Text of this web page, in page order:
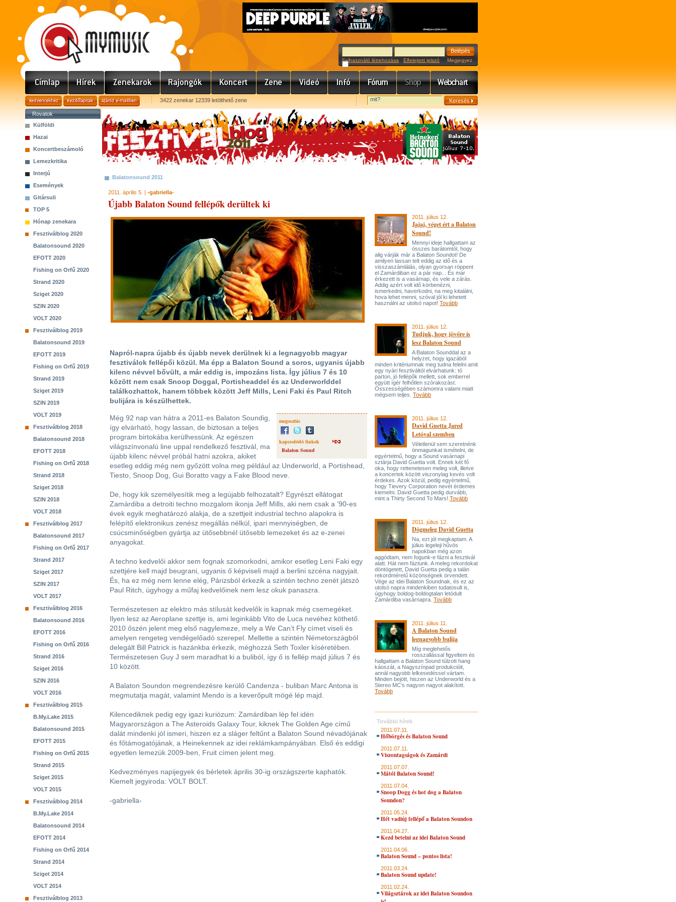
Felhasználó létrehozása Elfelejtett jelszó Megjegyez
3422 zenekar 12339 letölthető zene
Rovatok
Külföldi
Hazai
Koncertbeszámoló
Lemezkritika
Interjú
Események
Gitársuli
TOP 5
Hónap zenekara
Fesztiválblog 2020
Balatonsound 2020
EFOTT 2020
Fishing on Orfű 2020
Strand 2020
Sziget 2020
SZIN 2020
VOLT 2020
Fesztiválblog 2019
Balatonsound 2019
EFOTT 2019
Fishing on Orfű 2019
Strand 2019
Sziget 2019
SZIN 2019
VOLT 2019
Fesztiválblog 2018
Balatonsound 2018
EFOTT 2018
Fishing on Orfű 2018
Strand 2018
Sziget 2018
SZIN 2018
VOLT 2018
Fesztiválblog 2017
Balatonsound 2017
Fishing on Orfű 2017
Strand 2017
Sziget 2017
SZIN 2017
VOLT 2017
Fesztiválblog 2016
Balatonsound 2016
EFOTT 2016
Fishing on Orfű 2016
Strand 2016
Sziget 2016
SZIN 2016
VOLT 2016
Fesztiválblog 2015
B.My.Lake 2015
Balatonsound 2015
EFOTT 2015
Fishing on Orfű 2015
Strand 2015
Sziget 2015
VOLT 2015
Fesztiválblog 2014
B.My.Lake 2014
Balatonsound 2014
EFOTT 2014
Fishing on Orfű 2014
Strand 2014
Sziget 2014
VOLT 2014
Fesztiválblog 2013
Balatonsound 2011
2011. április 5. | -gabriella-
Újabb Balaton Sound fellépők derültek ki
Napról-napra újabb és újabb nevek derülnek ki a legnagyobb magyar
fesztiválok fellépői közül. Ma épp a Balaton Sound a soros, ugyanis újabb
kilenc névvel bővült, a már eddig is, impozáns lista. Így július 7 és 10
között nem csak Snoop Doggal, Portisheaddel és az Underworlddel
találkozhattok, hanem többek között Jeff Mills, Leni Faki és Paul Ritch
bulijára is készülhettek.
megosztás
kapcsolódó linkek
Balaton Sound
Még 92 nap van hátra a 2011-es Balaton Soundig,
így elvárható, hogy lassan, de biztosan a teljes
program birtokába kerülhessünk. Az egészen
világszínvonalú line uppal rendelkező fesztivál, ma
újabb kilenc névvel próbál hatni azokra, akiket
esetleg eddig még nem győzött volna meg például az Underworld, a Portishead,
Tiesto, Snoop Dog, Gui Boratto vagy a Fake Blood neve.
De, hogy kik személyesítik meg a legújabb felhozatalt? Egyrészt ellátogat
Zamárdiba a detroiti techno mozgalom ikonja Jeff Mills, aki nem csak a ’90-es
évek egyik meghatározó alakja, de a szettjeit industrial techno alapokra is
felépítő elektronikus zenész megállás nélkül, ipari mennyiségben, de
csúcsminőségben gyártja az ütősebbnél ütősebb lemezeket és az e-zenei
anyagokat.
A techno kedvelői akkor sem fognak szomorkodni, amikor esetleg Leni Faki egy
szettjére kell majd beugrani, ugyanis ő képviseli majd a berlini szcéna nagyjait.
És, ha ez még nem lenne elég, Párizsból érkezik a szintén techno zenét játszó
Paul Ritch, úgyhogy a műfaj kedvelőinek nem lesz okuk panaszra.
Természetesen az elektro más stílusát kedvelők is kapnak még csemegéket.
Ilyen lesz az Aeroplane szettje is, ami leginkább Vito de Luca nevéhez köthető.
2010 őszén jelent meg első nagylemeze, mely a We Can’t Fly címet viseli és
amelyen rengeteg vendégelőadó szerepel. Mellette a szintén Németországból
delegált Bill Patrick is hazánkba érkezik, méghozzá Seth Toxler kíséretében.
Természetesen Guy J sem maradhat ki a buliból, így ő is fellép majd július 7 és
10 között.
A Balaton Soundon megrendezésre kerülő Candenza - buliban Marc Antona is
megmutatja magát, valamint Mendo is a keverőpult mögé lép majd.
Kilencediknek pedig egy igazi kuriózum: Zamárdiban lép fel idén
Magyarországon a The Asteroids Galaxy Tour, kiknek The Golden Age című
dalát mindenki jól ismeri, hiszen ez a sláger feltűnt a Balaton Sound névadójának
és főtámogatójának, a Heinekennek az idei reklámkampányában. Első és eddigi
egyetlen lemezük 2009-ben, Fruit címen jelent meg.
Kedvezményes napijegyek és bérletek április 30-ig országszerte kaphatók.
Kiemelt jegyiroda: VOLT BOLT.
-gabriella-
2011. július 12.
Jajaj, véget ért a Balaton
Sound!
Mennyi ideje hallgattam az
összes barátomtól, hogy
alig várják már a Balaton Soundot! De
amilyen lassan telt eddig az idő és a
visszaszámlálás, olyan gyorsan röppent
el Zamárdiban ez a pár nap... És már
érkezett is a vasárnap, és vele a zárás.
Addig azért volt idő körbenézni,
ismerkedni, haverkodni, na meg kitalálni,
hova lehet menni, szóval jól ki lehetett
használni az utolsó napot! Tovább
2011. július 12.
Tudjuk, hogy jövőre is
lesz Balaton Sound
A Balaton Sounddal az a
helyzet, hogy igazából
minden kritériumnak meg tudna felelni amit
egy nyári fesztiváltól elvárhatunk: tó
parton, jó fellépők mellett, sok emberrel
együtt ígér felhőtlen szórakozást.
Összességében számomra valami miatt
mégsem teljes. Tovább
2011. július 12.
David Guetta Jared
Letóval szemben
Véletlenül sem szeretnénk
önmagunkat ismételni, de
egyértelmű, hogy a Sound vasárnapi
sztárja David Guetta volt. Ennek két fő
oka, hogy rettenetesen meleg volt, illetve
a koncertek között viszonylag kevés volt
érdekes. Azok közül, pedig egyértelmű,
hogy Tievery Corporation nevét érdemes
kiemelni. David Guetta pedig durvább,
mint a Thirty Second To Mars! Tovább
2011. július 12.
Dögmeleg David Guetta
Na, ezt jól megkaptam. A
július legeleji hűvös
napokban még azon
aggódtam, nem fogunk-e fázni a fesztivál
alatt. Hát nem fáztunk. A meleg rekordokat
döntögetett, David Guetta pedig a talán
rekordméretű közönségnek örvendett.
Vége az idei Balaton Soundnak, és ez az
utolsó napra mindenkiben tudatosult is,
úgyhogy boldog-boldogtalan letódult
Zamárdiba vasárnapra. Tovább
2011. július 11.
A Balaton Sound
legnagyobb bulija
Míg meglehetős
rosszallással figyeltem és
hallgattam a Balaton Sound túlzott hang
káoszát, a Nagyszínpad produkcióit,
annál nagyobb lelkesedéssel vártam.
Minden bejött, hiszen az Underworld és a
Stereo MC’s nagyon nagyot alakított.
Tovább
További hírek
2011.07.11.
Hőbörgés és Balaton Sound
2011.07.11.
Viszontagságok és Zamárdi
2011.07.07.
Mától Balaton Sound!
2011.07.04.
Snoop Dogg és hot dog a Balaton
Soundon?
2011.05.24.
Hét vadiúj fellépő a Balaton Soundon
2011.04.27.
Kezd betelni az idei Balaton Sound
2011.04.06.
Balaton Sound – pontos lista!
2011.03.24.
Balaton Sound update!
2011.02.24.
Világsztárok az idei Balaton Soundon